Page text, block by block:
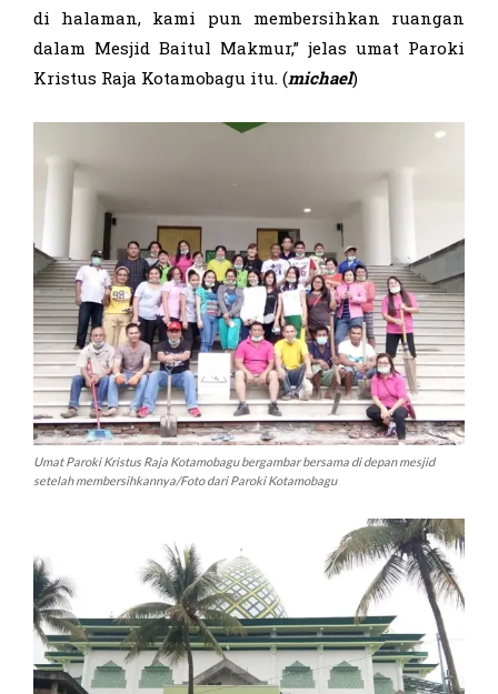
di halaman, kami pun membersihkan ruangan
dalam Mesjid Baitul Makmur,” jelas umat Paroki
Kristus Raja Kotamobagu itu. (michael)
Umat Paroki Kristus Raja Kotamobagu bergambar bersama di depan mesjid
setelah membersihkannya/Foto dari Paroki Kotamobagu